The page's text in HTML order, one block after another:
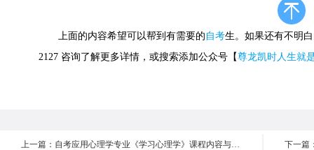
上面的内容希望可以帮到有需要的 自考生。如果还有不明
2127 咨询了解更多详情，或搜索添加公众号【尊龙凯时人生就
上一篇：自考应用心理学专业《学习心理学》课程内容与考核要求第四章